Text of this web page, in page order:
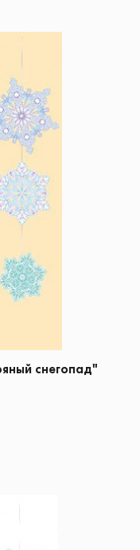
снегопад"